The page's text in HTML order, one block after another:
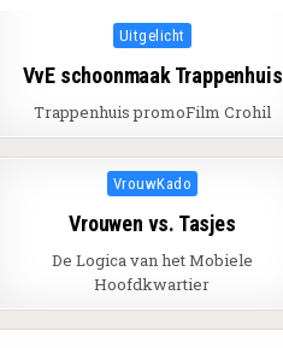
Posted in
Uitgelicht
VvE schoonmaak Trappenhuis
Trappenhuis promoFilm Crohil
Posted in
VrouwKado
Vrouwen vs. Tasjes
De Logica van het Mobiele
Hoofdkwartier